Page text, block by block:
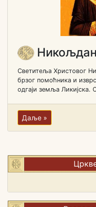
Никољдан
Светитеља Христовог
брзог помоћника и
одгаји земља Ликијска.
Даље »